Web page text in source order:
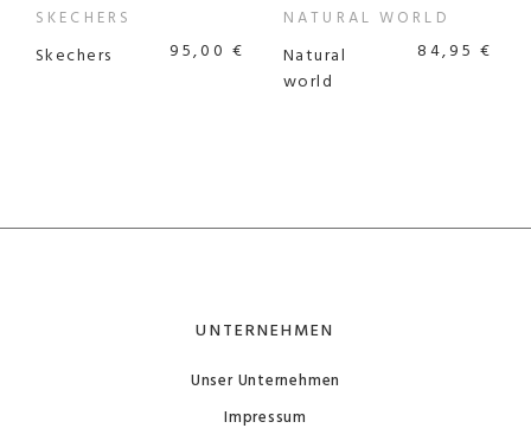
SKECHERS
Skechers 95,00 €
NATURAL WORLD
Natural
world
84,95 €
UNTERNEHMEN
Unser Unternehmen
Impressum